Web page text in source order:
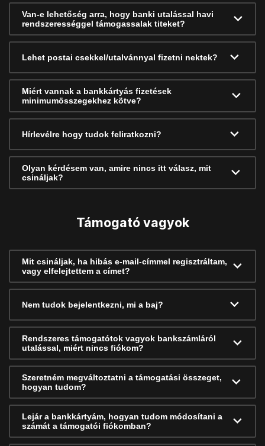
Van-e lehetőség arra, hogy banki utalással havi
rendszerességgel támogassalak titeket?
Lehet postai csekkel/utalvánnyal fizetni nektek?
Miért vannak a bankkártyás fizetések
minimumösszegekhez kötve?
Hírlevélre hogy tudok feliratkozni?
Olyan kérdésem van, amire nincs itt válasz, mit
csináljak?
Támogató vagyok
Mit csináljak, ha hibás e-mail-címmel regisztráltam,
vagy elfelejtettem a címet?
Nem tudok bejelentkezni, mi a baj?
Rendszeres támogatótok vagyok bankszámláról
utalással, miért nincs fiókom?
Szeretném megváltoztatni a támogatási összeget,
hogyan tudom?
Lejár a bankkártyám, hogyan tudom módosítani a
számát a támogatói fiókomban?